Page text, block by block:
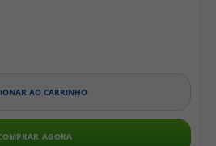
AO CARRINHO
AGORA